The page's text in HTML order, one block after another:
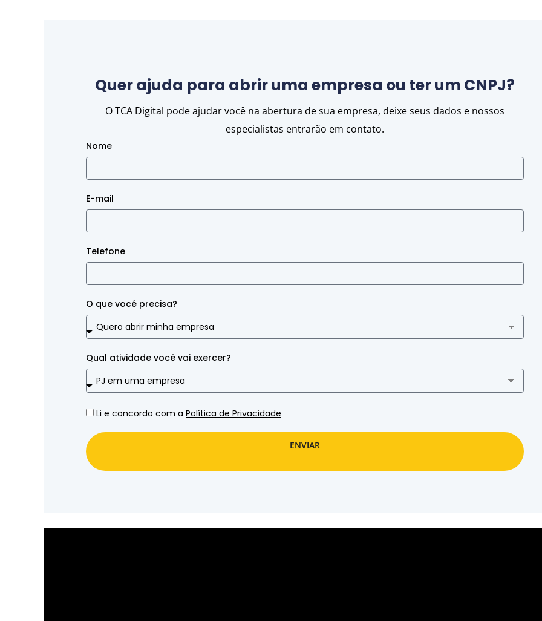
Quer ajuda para abrir uma empresa ou ter um CNPJ?
O TCA Digital pode ajudar você na abertura de sua empresa, deixe seus dados e nossos
especialistas entrarão em contato.
Nome
E-mail
Telefone
O que você precisa?
Qual atividade você vai exercer?
Li e concordo com a Política de Privacidade
ENVIAR